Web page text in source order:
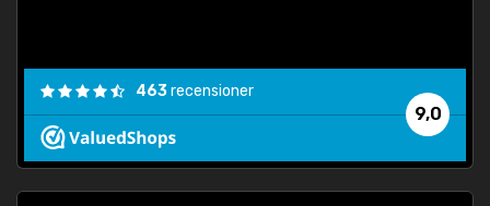
9,0
463recensioner